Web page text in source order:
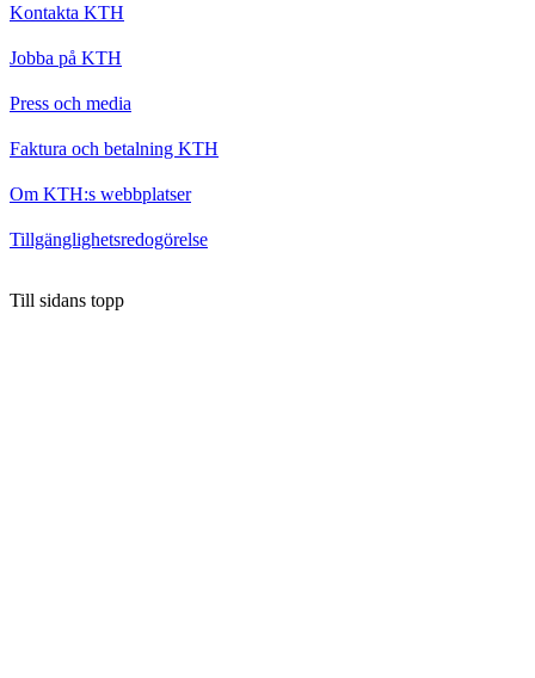
Kontakta KTH
Jobba på KTH
Press och media
Faktura och betalning KTH
Om KTH:s webbplatser
Tillgänglighetsredogörelse
Till sidans topp